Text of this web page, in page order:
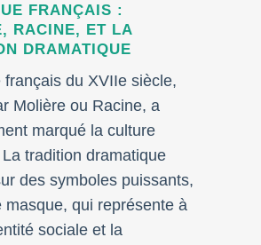
FRANÇAIS :
RACINE, ET LA
DRAMATIQUE
français du XVIIe siècle,
Molière ou Racine, a
marqué la culture
tradition dramatique
des symboles puissants,
masque, qui représente à
sociale et la